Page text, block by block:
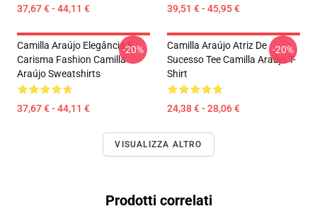
37,67 € - 44,11 € 39,51 € - 45,95 €
Camilla Araújo Elegância E
Carisma Fashion Camilla
Araújo Sweatshirts
37,67 € - 44,11 €
-20%
Camilla Araújo Atriz De
Sucesso Tee Camilla Araújo T-
Shirt
24,38 € - 28,06 €
-20%
VISUALIZZA ALTRO
Prodotti correlati